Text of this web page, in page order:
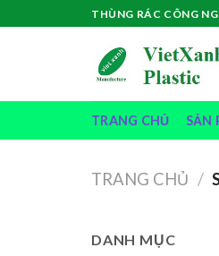
to
THÙNG RÁC CÔNG
TRANG CHỦ SẢN
TRANG CHỦ /
DANH MỤC